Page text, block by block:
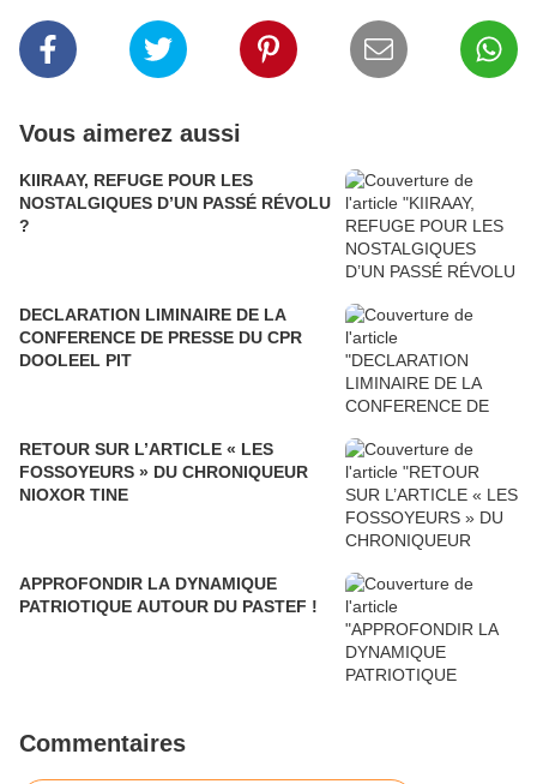
Vous aimerez aussi
KIIRAAY, REFUGE POUR LES
NOSTALGIQUES D’UN PASSÉ RÉVOLU
?
DECLARATION LIMINAIRE DE LA
CONFERENCE DE PRESSE DU CPR
DOOLEEL PIT
RETOUR SUR L’ARTICLE « LES
FOSSOYEURS » DU CHRONIQUEUR
NIOXOR TINE
APPROFONDIR LA DYNAMIQUE
PATRIOTIQUE AUTOUR DU PASTEF !
Commentaires